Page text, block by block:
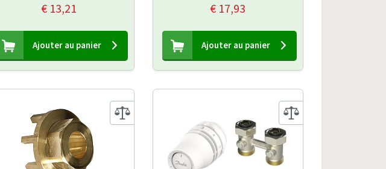
€ 13,21
Ajouter au panier
€ 17,93
Ajouter au panier